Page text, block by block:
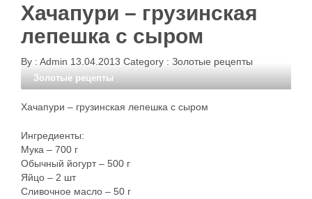
Хачапури – грузинская
лепешка с сыром
By : Admin 13.04.2013 Category : Золотые рецепты
Золотые рецепты
Хачапури – грузинская лепешка с сыром
Ингредиенты:
Мука – 700 г
Обычный йогурт – 500 г
Яйцо – 2 шт
Сливочное масло – 50 г